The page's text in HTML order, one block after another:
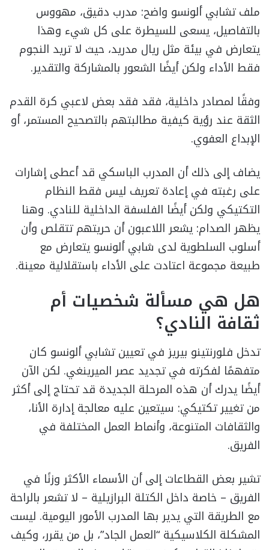
ملف تشابي ألونسو واضح: مدرب دقيق، مهووس
بالتفاصيل، يسعى للسيطرة على كل شيء وهذا
يتعارض في بيئة مثل ريال مدريد، حيث لا تريد النجوم
فقط الأداء ولكن أيضًا الشعور بالمشاركة والتقدير.
وفقًا لمصادر داخلية، فقد فقد بعض لاعبي كرة القدم
الثقة عند رؤية كيفية مطالبتهم بالتصحيح المستمر، أو
الإبداع العفوي.
يضاف إلى ذلك أن المدرب الباسكي قد أعطى إشارات
على رغبته في إعادة تعريف ليس فقط النظام
التكتيكي ولكن أيضًا الفلسفة الداخلية للنادي. وهنا
يظهر الصدام: يشعر اللاعبون أن حريتهم تتقلص وأن
أسلوب السلطوية لدى شابي ألونسو يتعارض مع
طبيعة مجموعة اعتادت على الأداء باستقلالية معينة.
هل هي مسألة شخصيات أم
ثقافة النادي؟
تدخل فلورنتينو بيريز في تعيين تشابي ألونسو كان
متفهمًا لفكرته في تجديد عصر الميرينغي. لكن الآن
أيضًا يدرك أن هذه المرحلة الجديدة قد تحتاج إلى أكثر
من تغيير تكتيكي: سيتعين عليه معالجة إدارة الأنا،
والثقافات المتنوعة، وأنماط العمل المختلفة في
الفريق.
تشير بعض القطاعات إلى أن الأسماء الأكثر وزنًا في
الفريق – خاصة داخل الكتلة البرازيلية – لا تشعر بالراحة
مع الطريقة التي يدير بها المدرب الأمور اليومية. ليست
المشكلة الكلاسيكية “العمل الجاد”، بل من يقرر، وكيف